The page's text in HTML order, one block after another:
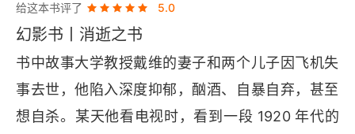
给这本书评了
5.0
幻影书丨消逝之书
书中故事大学教授戴维的妻子和两个儿子因飞机失
事去世，他陷入深度抑郁，酗酒、自暴自弃，甚至
想自杀。某天他看电视时，看到一段 1920 年代的